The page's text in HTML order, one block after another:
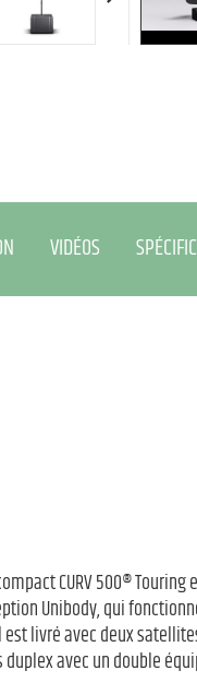
VIDÉOS
CURV 500®
Unibody, qui
livré avec deux
avec un double